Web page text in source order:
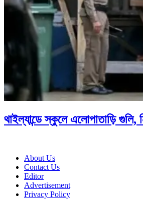
থাইল্যান্ডে স্কুলে এলোপাতাড়ি গুলি,
About Us
Contact Us
Editor
Advertisement
Privacy Policy